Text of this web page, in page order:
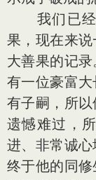
我们已经
果，现在来
大善果的记
有一位豪富
有子嗣，所
遗憾难过，
进、非常诚
终于他的同